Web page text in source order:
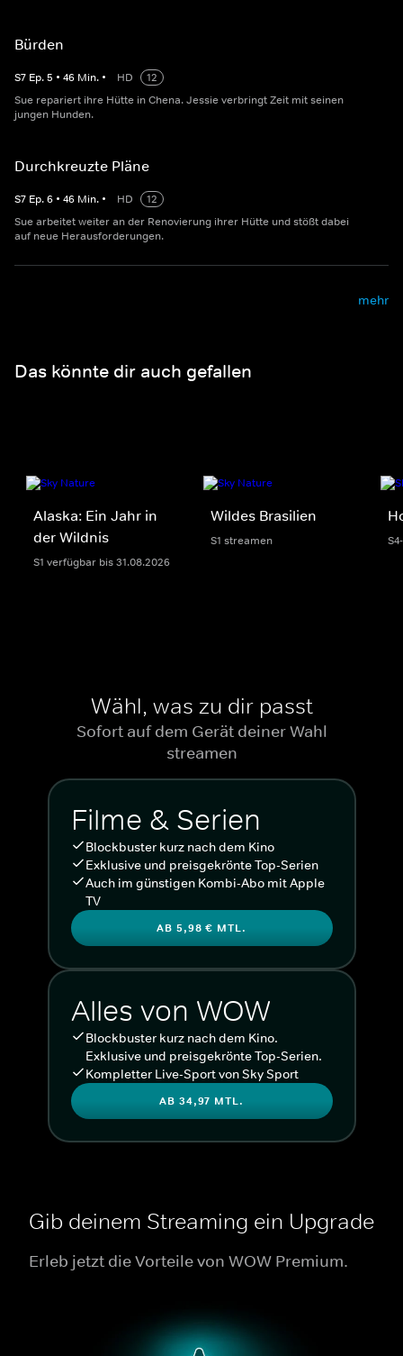
Bürden
S7 Ep.5 • 46 Min. • HD
12
Sue repariert ihre Hütte in Chena. Jessie verbringt Zeit mit seinen
jungen Hunden.
Durchkreuzte Pläne
S7 Ep.6 • 46 Min. • HD
12
Sue arbeitet weiter an der Renovierung ihrer Hütte und stößt dabei
auf neue Herausforderungen.
mehr
Das könnte dir auch gefallen
Alaska: Ein Jahr in
der Wildnis
S1 verfügbar bis 31.08.2026
Wildes Brasilien
S1 streamen
Wähl, was zu dir passt
Sofort auf dem Gerät deiner Wahl
streamen
Filme & Serien
Blockbuster kurz nach dem Kino
Exklusive und preisgekrönte Top-Serien
Auch im günstigen Kombi-Abo mit Apple
TV
AB 5,98 € MTL.
Alles von WOW
Blockbuster kurz nach dem Kino.
Exklusive und preisgekrönte Top-Serien.
Kompletter Live-Sport von Sky Sport
AB 34,97 MTL.
Gib deinem Streaming ein Upgrade
Erleb jetzt die Vorteile von WOW Premium.